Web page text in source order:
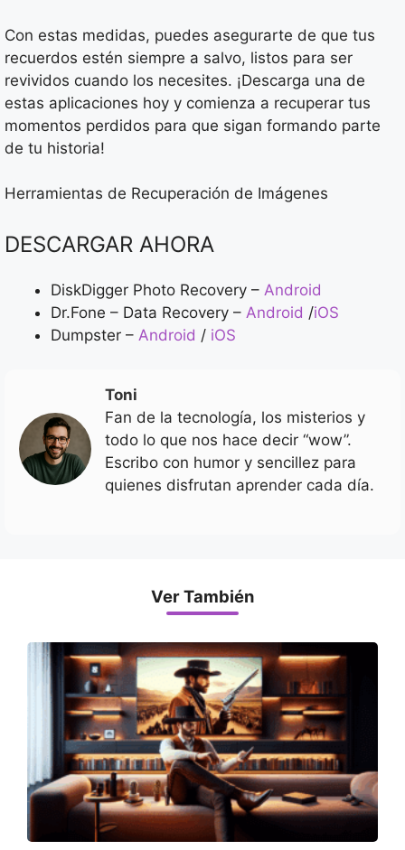
Con estas medidas, puedes asegurarte de que tus
recuerdos estén siempre a salvo, listos para ser
revividos cuando los necesites. ¡Descarga una de
estas aplicaciones hoy y comienza a recuperar tus
momentos perdidos para que sigan formando parte
de tu historia!
Herramientas de Recuperación de Imágenes
DESCARGAR AHORA
DiskDigger Photo Recovery – Android
Dr.Fone – Data Recovery – Android /iOS
Dumpster – Android / iOS
Toni
Fan de la tecnología, los misterios y
todo lo que nos hace decir “wow”.
Escribo con humor y sencillez para
quienes disfrutan aprender cada día.
Ver También